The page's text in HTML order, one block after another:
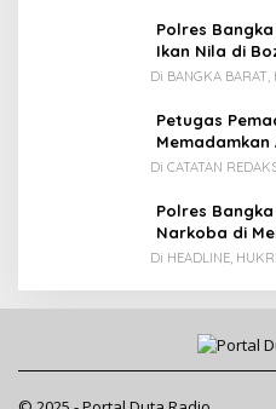
Polres
Ikan Nila di
Di BANGKA BARAT,
Petugas
Memadamkan
Di CATATAN
Polres
Narkoba di
Diamankan, 1
Di HEADLINE,